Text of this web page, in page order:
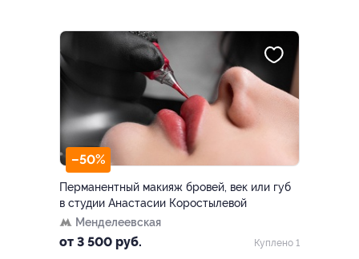
–50%
Перманентный макияж бровей, век или губ
в студии Анастасии Коростылевой
Менделеевская
от 3 500 руб. Куплено 1